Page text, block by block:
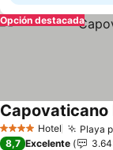
Opción destacada
4 EstrellasHotel Playa
Capovaticano
8,7 Excelente